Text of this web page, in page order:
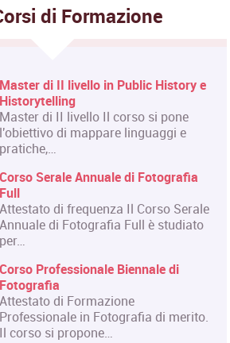
di Formazione
Master di II livello in Public History e
Historytelling
Master di II livello Il corso si pone
l'obiettivo di mappare linguaggi e
pratiche,…
Corso Serale Annuale di Fotografia
Full
Attestato di frequenza Il Corso Serale
Annuale di Fotografia Full è studiato
per…
Corso Professionale Biennale di
Fotografia
Attestato di Formazione
Professionale in Fotografia di merito.
Il corso si propone…